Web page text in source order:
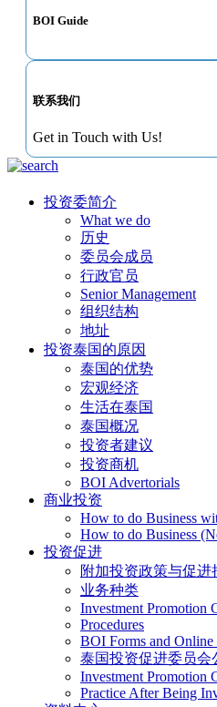
BOI Guide
联系我们
Get in Touch with Us!
投资委简介
What we do
历史
委员会成员
行政官员
Senior Management
组织结构
地址
投资泰国的原因
泰国的优势
宏观经济
生活在泰国
泰国概况
投资者建议
投资商机
BOI Advertorials
商业投资
How to do Business
How to do Business
投资促进
附加投资政策与促进
业务种类
Investment Promotion
Procedures
BOI Forms and Online
泰国投资促进委员会
Investment Promotion
Practice After Being